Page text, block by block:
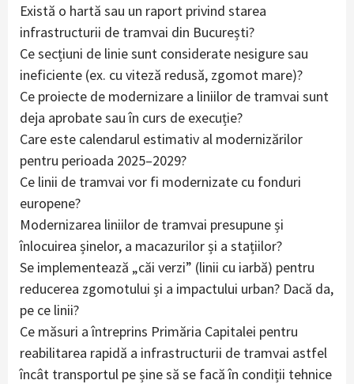
Există o hartă sau un raport privind starea
infrastructurii de tramvai din București?
Ce secțiuni de linie sunt considerate nesigure sau
ineficiente (ex. cu viteză redusă, zgomot mare)?
Ce proiecte de modernizare a liniilor de tramvai sunt
deja aprobate sau în curs de execuție?
Care este calendarul estimativ al modernizărilor
pentru perioada 2025–2029?
Ce linii de tramvai vor fi modernizate cu fonduri
europene?
Modernizarea liniilor de tramvai presupune și
înlocuirea șinelor, a macazurilor și a stațiilor?
Se implementează „căi verzi” (linii cu iarbă) pentru
reducerea zgomotului și a impactului urban? Dacă da,
pe ce linii?
Ce măsuri a întreprins Primăria Capitalei pentru
reabilitarea rapidă a infrastructurii de tramvai astfel
încât transportul pe șine să se facă în condiții tehnice